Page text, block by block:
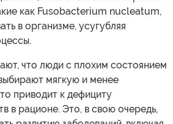
как Fusobacterium nucleatum,
в организме, усугубляя
что люди с плохим состоянием
мягкую и менее
приводит к дефициту
в рационе. Это, в свою очередь,